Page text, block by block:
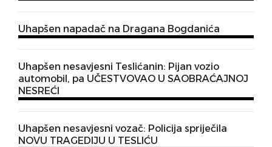
Uhapšen napadač na Dragana Bogdanića
Uhapšen nesavjesni Teslićanin: Pijan vozio
automobil, pa UČESTVOVAO U SAOBRAĆAJNOJ
NESREĆI
Uhapšen nesavjesni vozač: Policija spriječila
NOVU TRAGEDIJU U TESLIĆU